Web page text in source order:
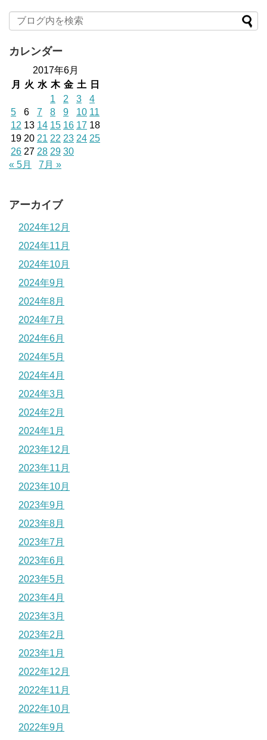
カレンダー
2017年6月
月
火 水 木 金 土
日
1
2 3
4
5
6 7 8 9 10 11
12 13 14 15 16 17 18
19 20 21 22 23 24 25
26 27 28 29 30
« 5月
7月 »
アーカイブ
2024年12月
2024年11月
2024年10月
2024年9月
2024年8月
2024年7月
2024年6月
2024年5月
2024年4月
2024年3月
2024年2月
2024年1月
2023年12月
2023年11月
2023年10月
2023年9月
2023年8月
2023年7月
2023年6月
2023年5月
2023年4月
2023年3月
2023年2月
2023年1月
2022年12月
2022年11月
2022年10月
2022年9月